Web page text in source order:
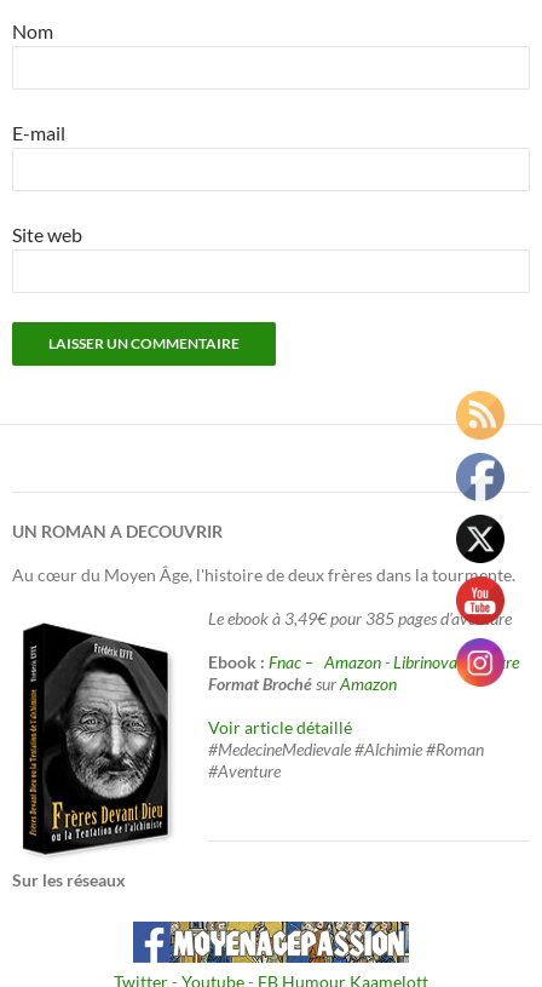
Nom
E-mail
Site web
UN ROMAN A DECOUVRIR
Au cœur du Moyen Âge, l'histoire de deux frères dans la tourmente.
Le ebook à 3,49€ pour 385 pages d'aventure
Ebook : Fnac – Amazon-Librinova-Decitre
Format BrochésurAmazon
Voir article détaillé
#MedecineMedievale #Alchimie #Roman
#Aventure
Sur les réseaux
Twitter- Youtube- FB Humour Kaamelott